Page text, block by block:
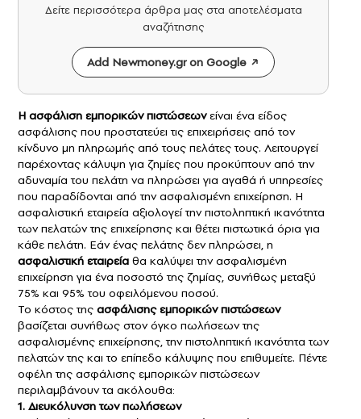
Δείτε περισσότερα άρθρα μας στα αποτελέσματα
αναζήτησης
Add Newmoney.gr on Google
Η ασφάλιση εμπορικών πιστώσεωνείναι ένα είδος
ασφάλισης που προστατεύει τις επιχειρήσεις από τον
κίνδυνο μη πληρωμής από τους πελάτες τους. Λειτουργεί
παρέχοντας κάλυψη για ζημίες που προκύπτουν από την
αδυναμία του πελάτη να πληρώσει για αγαθά ή υπηρεσίες
που παραδίδονται από την ασφαλισμένη επιχείρηση. Η
ασφαλιστική εταιρεία αξιολογεί την πιστοληπτική ικανότητα
των πελατών της επιχείρησης και θέτει πιστωτικά όρια για
κάθε πελάτη. Εάν ένας πελάτης δεν πληρώσει, η
ασφαλιστική εταιρεία θα καλύψει την ασφαλισμένη
επιχείρηση για ένα ποσοστό της ζημίας, συνήθως μεταξύ
75% και 95% του οφειλόμενου ποσού.
Το κόστος της ασφάλισης εμπορικών πιστώσεων
βασίζεται συνήθως στον όγκο πωλήσεων της
ασφαλισμένης επιχείρησης, την πιστοληπτική ικανότητα των
πελατών της και το επίπεδο κάλυψης που επιθυμείτε. Πέντε
οφέλη της ασφάλισης εμπορικών πιστώσεων
περιλαμβάνουν τα ακόλουθα:
1. Διευκόλυνση των πωλήσεων